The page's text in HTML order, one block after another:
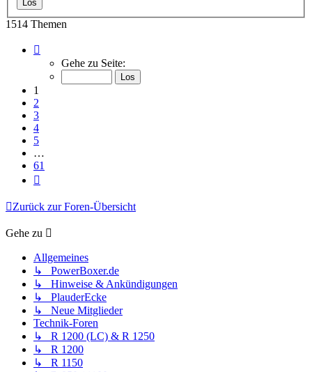
1514 Themen
von
Gehe zu Seite:
1
2
3
4
5
…
61
Zurück zur Foren-Übersicht
Gehe zu
Allgemeines
↳ PowerBoxer.de
↳ Hinweise & Ankündigungen
↳ PlauderEcke
↳ Neue Mitglieder
Technik-Foren
↳ R 1200 (LC) & R 1250
↳ R 1200
↳ R 1150